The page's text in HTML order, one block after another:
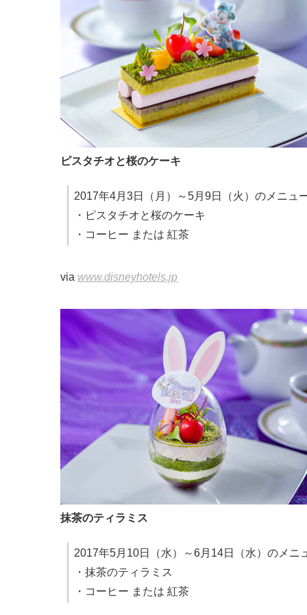
ピスタチオと桜のケーキ
2017年4月3日（月）～5月9日（火）のメニュ
・ピスタチオと桜のケーキ
・コーヒー または 紅茶
via www.disneyhotels.jp
抹茶のティラミス
2017年5月10日（水）～6月14日（水）のメニ
・抹茶のティラミス
・コーヒー または 紅茶